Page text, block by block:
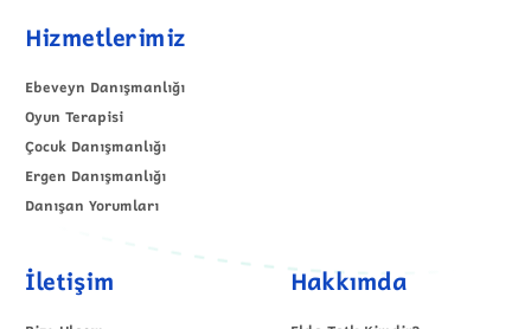
Hizmetlerimiz
Ebeveyn Danışmanlığı
Oyun Terapisi
Çocuk Danışmanlığı
Ergen Danışmanlığı
Danışan Yorumları
İletişim Hakkımda